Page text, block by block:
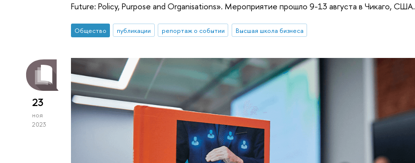
Future: Policy, Purpose and Organisations». Мероприятие прошло 9-13 августа в Чикаго, США.
Общество публикации репортаж о событии Высшая школа бизнеса
23
ноя
2023